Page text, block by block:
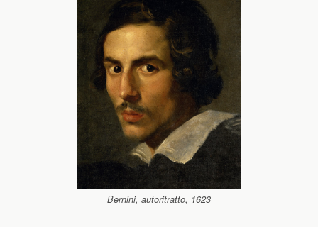
Bernini, autoritratto, 1623